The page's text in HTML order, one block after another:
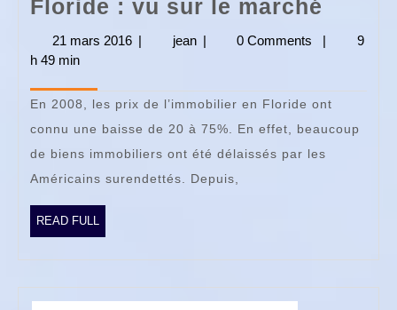
Floride : vu sur le marché
dans
en
:
vu
21 mars 2016 21
| jean jean
| 0 Comments |
9
h 49 min
En 2008, les prix de l’immobilier en Floride ont
connu une baisse de 20 à 75%. En effet, beaucoup
de biens immobiliers ont été délaissés par les
Américains surendettés. Depuis,
READ FULL
FULL